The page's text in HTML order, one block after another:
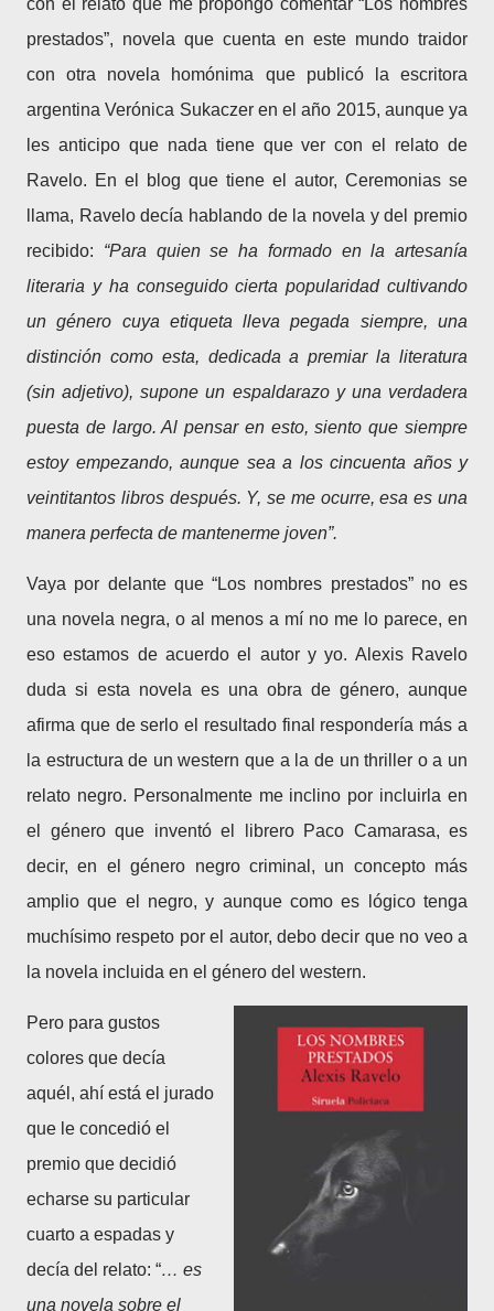
con el relato que me propongo comentar “Los nombres
prestados”, novela que cuenta en este mundo traidor
con otra novela homónima que publicó la escritora
argentina Verónica Sukaczer en el año 2015, aunque ya
les anticipo que nada tiene que ver con el relato de
Ravelo. En el blog que tiene el autor, Ceremonias se
llama, Ravelo decía hablando de la novela y del premio
recibido: “Para quien se ha formado en la artesanía
literaria y ha conseguido cierta popularidad cultivando
un género cuya etiqueta lleva pegada siempre, una
distinción como esta, dedicada a premiar la literatura
(sin adjetivo), supone un espaldarazo y una verdadera
puesta de largo. Al pensar en esto, siento que siempre
estoy empezando, aunque sea a los cincuenta años y
veintitantos libros después. Y, se me ocurre, esa es una
manera perfecta de mantenerme joven”.
Vaya por delante que “Los nombres prestados” no es
una novela negra, o al menos a mí no me lo parece, en
eso estamos de acuerdo el autor y yo. Alexis Ravelo
duda si esta novela es una obra de género, aunque
afirma que de serlo el resultado final respondería más a
la estructura de un western que a la de un thriller o a un
relato negro. Personalmente me inclino por incluirla en
el género que inventó el librero Paco Camarasa, es
decir, en el género negro criminal, un concepto más
amplio que el negro, y aunque como es lógico tenga
muchísimo respeto por el autor, debo decir que no veo a
la novela incluida en el género del western.
Pero para gustos
colores que decía
aquél, ahí está el jurado
que le concedió el
premio que decidió
echarse su particular
cuarto a espadas y
decía del relato: “… es
una novela sobre el